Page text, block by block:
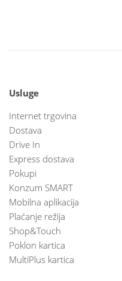
Usluge
Internet trgovina
Dostava
Drive In
Express dostava
Pokupi
Konzum SMART
Mobilna aplikacija
Plaćanje režija
Shop&Touch
Poklon kartica
MultiPlus kartica